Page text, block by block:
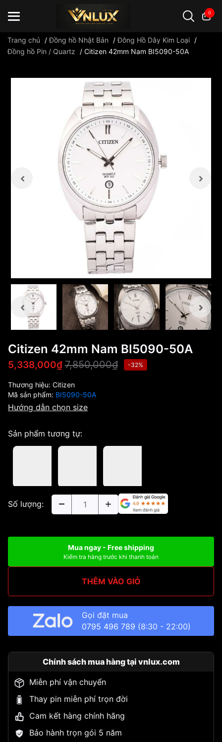
0
Trang chủ /Đồng hồ Nhật Bản /Đông Hồ Dây Kim Loại /
Đồng hồ Pin / Quartz
/ Citizen 42mm Nam BI5090-50A
Citizen 42mm Nam BI5090-50A
5,338,000₫ 7,850,000₫ -32%
Thương hiệu: Citizen
Mã sản phẩm: BI5090-50A
Hướng dẫn chọn size
Sản phẩm tương tự:
Số lượng:
Mua ngay - Free shipping
Kiểm tra hàng trước khi thanh toán
THÊM VÀO GIỎ
Gọi đặt mua
0795 496 789 (8:30 - 22:00)
Chính sách mua hàng tại vnlux.com
Miễn phí vận chuyển
Thay pin miễn phí trọn đời
Cam kết hàng chính hãng
Bảo hành trọn gói 5 năm